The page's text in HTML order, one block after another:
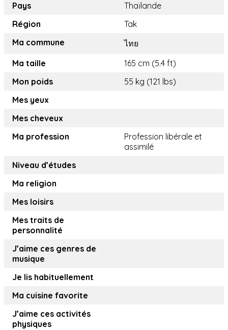
Pays
Thaïlande
Région
Tak
Ma commune
ไทย
Ma taille
165 cm (5.4 ft)
Mon poids
55 kg (121 lbs)
Mes yeux
Mes cheveux
Ma profession
Profession libérale et
assimilé
Niveau d’études
Ma religion
Mes loisirs
Mes traits de
personnalité
J’aime ces genres de
musique
Je lis habituellement
Ma cuisine favorite
J’aime ces activités
physiques